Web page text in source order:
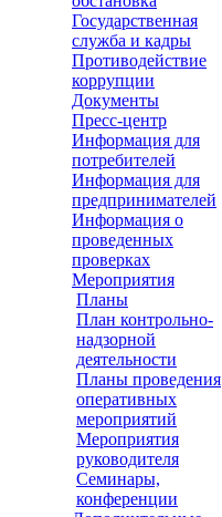
Государственная
служба и кадры
Противодействие
коррупции
Документы
Пресс-центр
Информация для
потребителей
Информация для
предпринимателей
Информация о
проведенных
проверках
Мероприятия
Планы
План контрольно-
надзорной
деятельности
Планы проведения
оперативных
мероприятий
Мероприятия
руководителя
Семинары,
конференции